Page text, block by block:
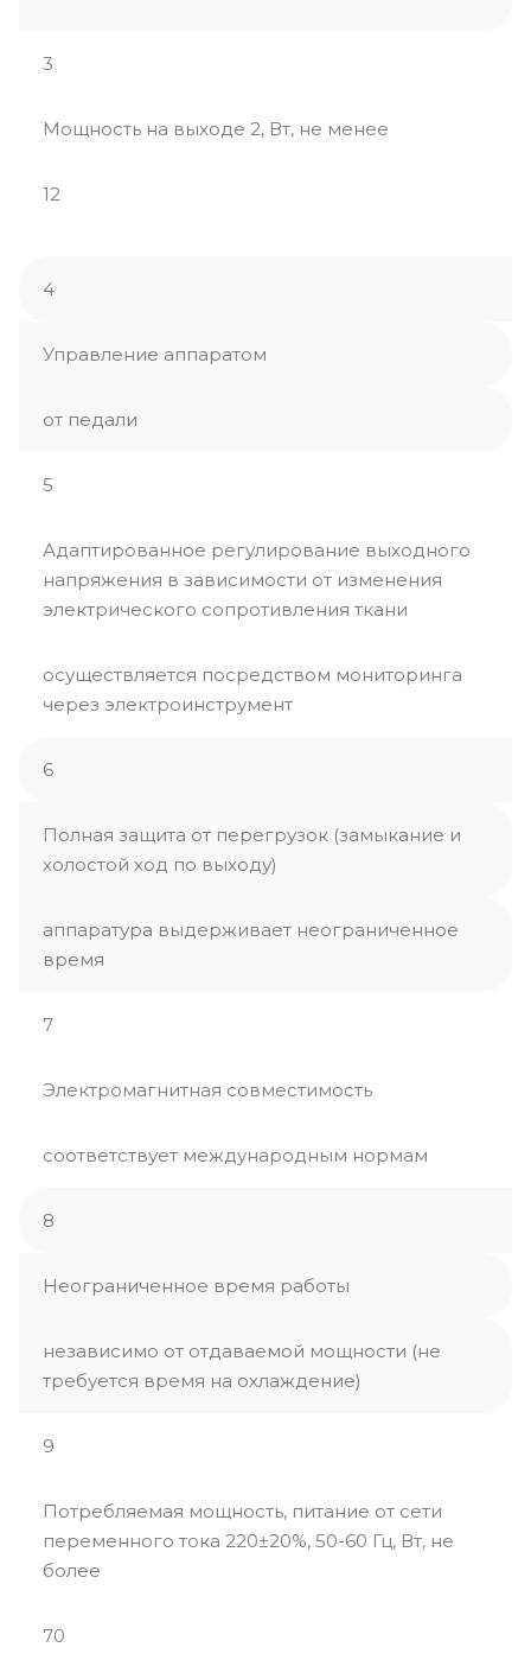
3
Мощность на выходе 2, Вт, не менее
12
4
Управление аппаратом
от педали
5
Адаптированное регулирование выходного
напряжения в зависимости от изменения
электрического сопротивления ткани
осуществляется посредством мониторинга
через электроинструмент
6
Полная защита от перегрузок (замыкание и
холостой ход по выходу)
аппаратура выдерживает неограниченное
время
7
Электромагнитная совместимость
соответствует международным нормам
8
Неограниченное время работы
независимо от отдаваемой мощности (не
требуется время на охлаждение)
9
Потребляемая мощность, питание от сети
переменного тока 220±20%, 50-60 Гц, Вт, не
более
70